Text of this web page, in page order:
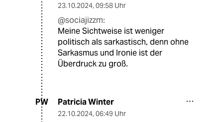
23.10.2024, 09:58 Uhr
@sociajizzm:
Meine Sichtweise ist weniger
politisch als sarkastisch, denn ohne
Sarkasmus und Ironie ist der
Überdruck zu groß.
PW Patricia Winter
22.10.2024, 06:49 Uhr